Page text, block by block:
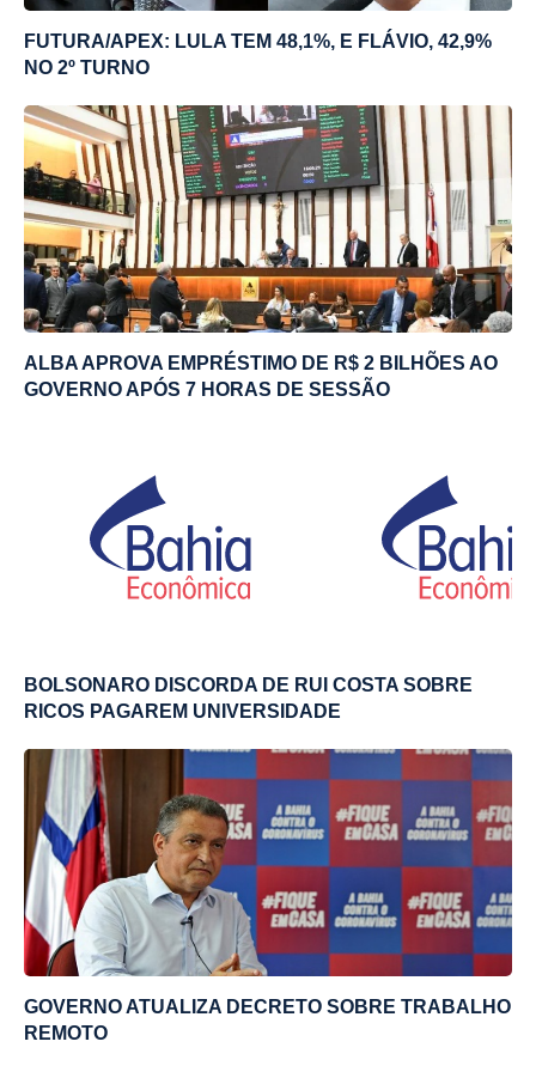
FUTURA/APEX: LULA TEM 48,1%, E FLÁVIO, 42,9%
NO 2º TURNO
ALBA APROVA EMPRÉSTIMO DE R$ 2 BILHÕES AO
GOVERNO APÓS 7 HORAS DE SESSÃO
BOLSONARO DISCORDA DE RUI COSTA SOBRE
RICOS PAGAREM UNIVERSIDADE
GOVERNO ATUALIZA DECRETO SOBRE TRABALHO
REMOTO